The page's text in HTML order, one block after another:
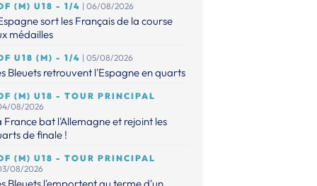
(M) U18 - 1/4 | 06/08/2026
sort les Français de la course
médailles
U18 (M) - 1/4 | 05/08/2026
Bleuets retrouvent l'Espagne en quarts
(M) U18 - TOUR PRINCIPAL
08/2026
France bat l'Allemagne et rejoint les
de finale !
(M) U18 - TOUR PRINCIPAL
08/2026